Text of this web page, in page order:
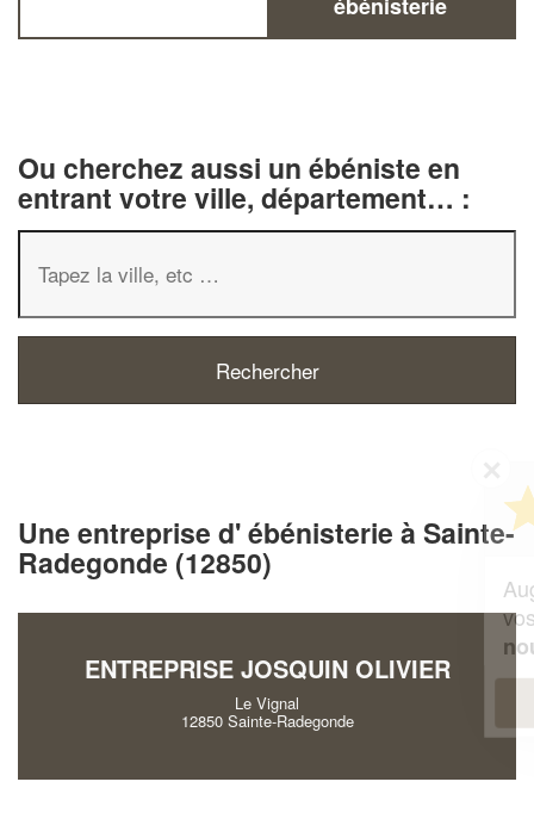
Ou cherchez aussi un ébéniste en
entrant votre ville, département… :
Une entreprise d' ébénisterie à Sainte-
Radegonde (12850)
ENTREPRISE JOSQUIN OLIVIER
Le Vignal
12850 Sainte-Radegonde
professionnel ?
Augmentez votre
et
vosmargestout en gagnant de
En savoir plus